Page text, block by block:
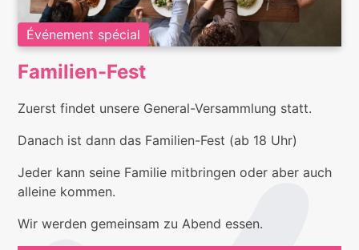
Événement spécial
Familien-Fest
Zuerst findet unsere General-Versammlung statt.
Danach ist dann das Familien-Fest (ab 18 Uhr)
Jeder kann seine Familie mitbringen oder aber auch
alleine kommen.
Wir werden gemeinsam zu Abend essen.